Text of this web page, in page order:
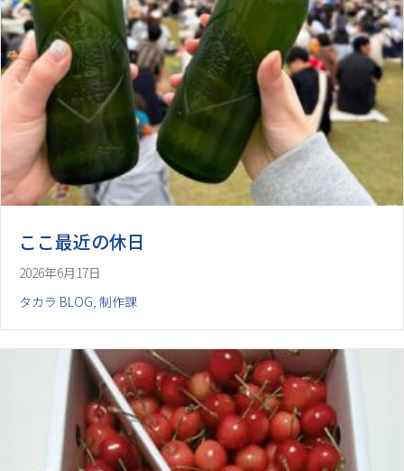
ここ最近の休日
2026年6月17日
タカラ BLOG, 制作課